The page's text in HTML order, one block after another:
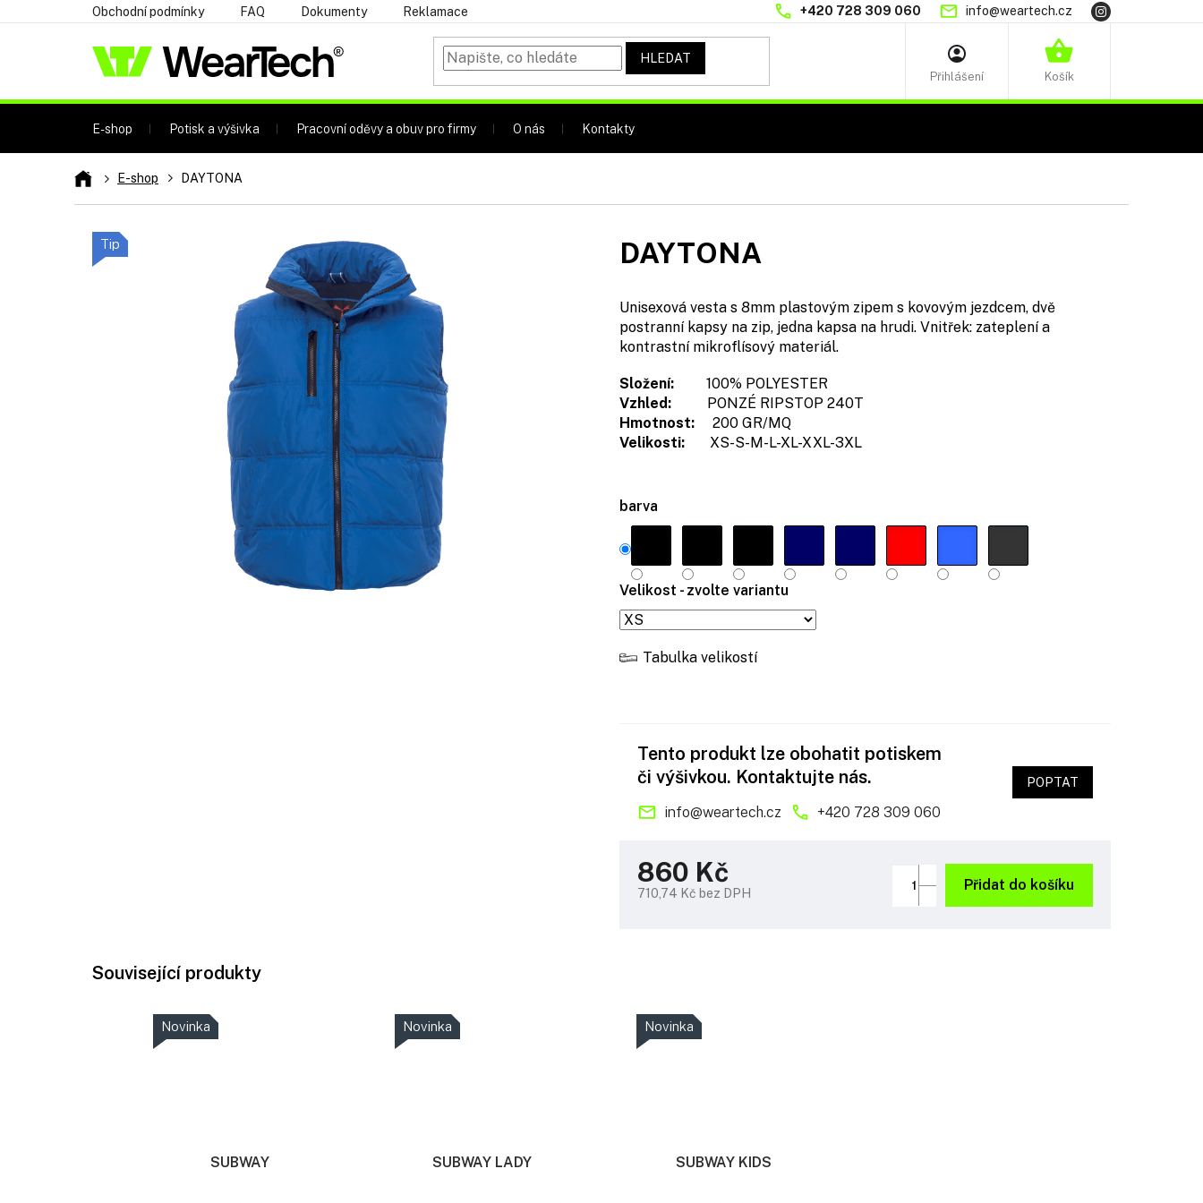
na
+420 728 309 060 info@weartech.cz
Obchodní podmínky FAQ Dokumenty Reklamace
HLEDAT
NÁKUPNÍ
E-shop Potisk a výšivka Pracovní oděvy a obuv pro firmy O nás Kontakty
DomůE-shop DAYTONA
Tip
barva
Velikost - zvolte variantu
Tabulka velikostí
Unisexová vesta s 8mm plastovým zipem s kovovým jezdcem, dvě
postranní kapsy na zip, jedna kapsa na hrudi. Vnitřek: zateplení a
kontrastní mikroflísový materiál.
Složení:
100% POLYESTER
Vzhled:
PONZÉ RIPSTOP 240T
Hmotnost:
200 GR/MQ
Velikosti:
XS-S-M-L-XL-XXL-3XL
DAYTONA
860 Kč
710,74 Kč bez DPH
Přidat do košíku
Tento produkt lze obohatit potiskem
či výšivkou. Kontaktujte nás.
info@weartech.cz +420 728 309 060
POPTAT
Související produkty
Novinka
SUBWAY
Novinka
SUBWAY LADY
Novinka
SUBWAY KIDS